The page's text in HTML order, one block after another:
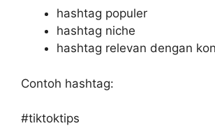
hashtag populer
hashtag niche
hashtag relevan dengan
Contoh hashtag:
#tiktoktips